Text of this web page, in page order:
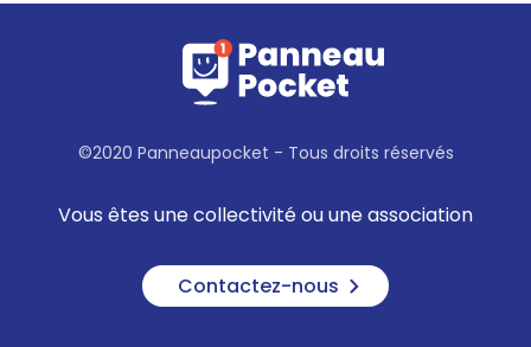
©2020 Panneaupocket - Tous droits réservés
Vous êtes une collectivité ou une association
Contactez-nous